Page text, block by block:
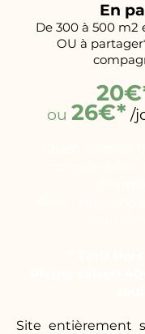
En
De 300 à 500 m2
OU à
ou 26€* /
Site entièrement